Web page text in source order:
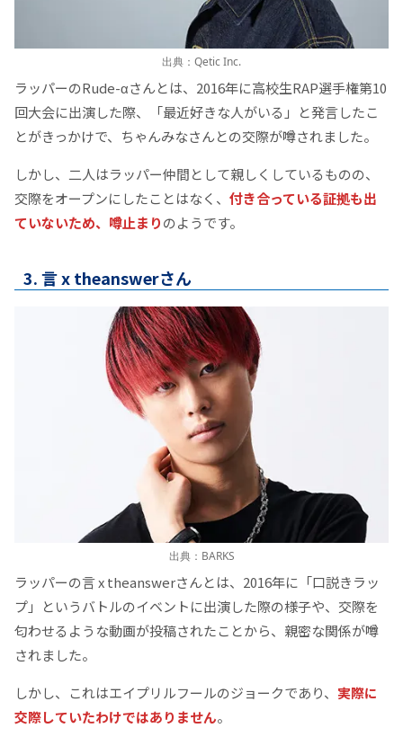
出典：Qetic Inc.
ラッパーのRude-αさんとは、2016年に高校生RAP選手権第10
回大会に出演した際、「最近好きな人がいる」と発言したこ
とがきっかけで、ちゃんみなさんとの交際が噂されました。
しかし、二人はラッパー仲間として親しくしているものの、
交際をオープンにしたことはなく、 付き合っている証拠も出
ていないため、噂止まりのようです。
3. 言 x theanswerさん
出典：BARKS
ラッパーの言 x theanswerさんとは、2016年に「口説きラッ
プ」というバトルのイベントに出演した際の様子や、交際を
匂わせるような動画が投稿されたことから、親密な関係が噂
されました。
しかし、これはエイプリルフールのジョークであり、 実際に
交際していたわけではありません。​